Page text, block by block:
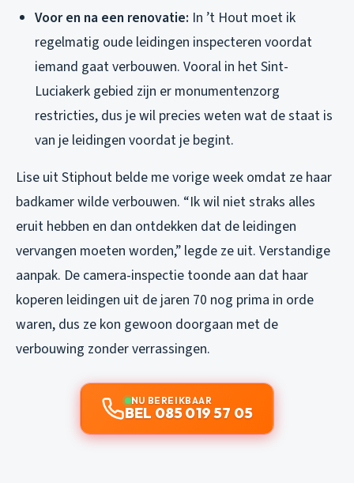
Voor en na een renovatie: In ’t Hout moet ik
regelmatig oude leidingen inspecteren voordat
iemand gaat verbouwen. Vooral in het Sint-
Luciakerk gebied zijn er monumentenzorg
restricties, dus je wil precies weten wat de staat is
van je leidingen voordat je begint.
Lise uit Stiphout belde me vorige week omdat ze haar
badkamer wilde verbouwen. “Ik wil niet straks alles
eruit hebben en dan ontdekken dat de leidingen
vervangen moeten worden,” legde ze uit. Verstandige
aanpak. De camera-inspectie toonde aan dat haar
koperen leidingen uit de jaren 70 nog prima in orde
waren, dus ze kon gewoon doorgaan met de
verbouwing zonder verrassingen.
NU BEREIKBAAR
BEL 085 019 57 05